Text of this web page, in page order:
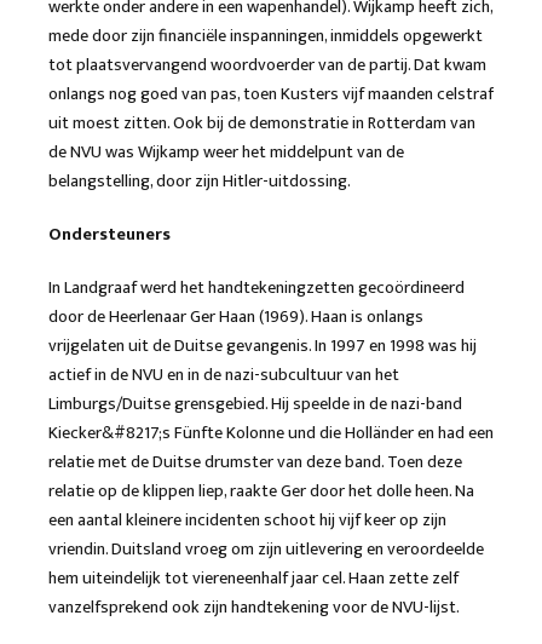
werkte onder andere in een wapenhandel). Wijkamp heeft zich,
mede door zijn financiële inspanningen, inmiddels opgewerkt
tot plaatsvervangend woordvoerder van de partij. Dat kwam
onlangs nog goed van pas, toen Kusters vijf maanden celstraf
uit moest zitten. Ook bij de demonstratie in Rotterdam van
de NVU was Wijkamp weer het middelpunt van de
belangstelling, door zijn Hitler-uitdossing.
Ondersteuners
In Landgraaf werd het handtekeningzetten gecoördineerd
door de Heerlenaar Ger Haan (1969). Haan is onlangs
vrijgelaten uit de Duitse gevangenis. In 1997 en 1998 was hij
actief in de NVU en in de nazi-subcultuur van het
Limburgs/Duitse grensgebied. Hij speelde in de nazi-band
Kiecker&#8217;s Fünfte Kolonne und die Holländer en had een
relatie met de Duitse drumster van deze band. Toen deze
relatie op de klippen liep, raakte Ger door het dolle heen. Na
een aantal kleinere incidenten schoot hij vijf keer op zijn
vriendin. Duitsland vroeg om zijn uitlevering en veroordeelde
hem uiteindelijk tot viereneenhalf jaar cel. Haan zette zelf
vanzelfsprekend ook zijn handtekening voor de NVU-lijst.